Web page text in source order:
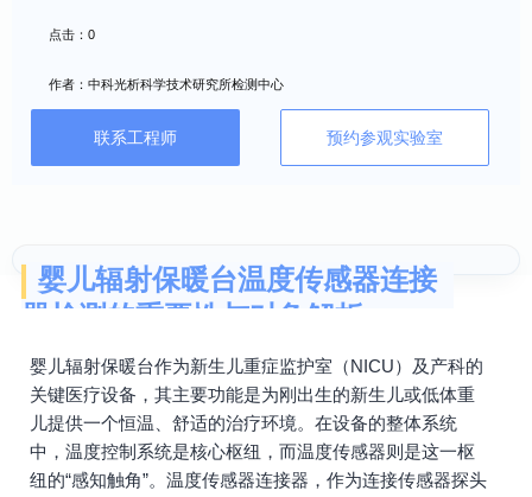
点击：0
作者：中科光析科学技术研究所检测中心
联系工程师 预约参观实验室
婴儿辐射保暖台温度传感器连接
器检测的重要性与对象解析
婴儿辐射保暖台作为新生儿重症监护室（NICU）及产科的
关键医疗设备，其主要功能是为刚出生的新生儿或低体重
儿提供一个恒温、舒适的治疗环境。在设备的整体系统
中，温度控制系统是核心枢纽，而温度传感器则是这一枢
纽的“感知触角”。温度传感器连接器，作为连接传感器探头